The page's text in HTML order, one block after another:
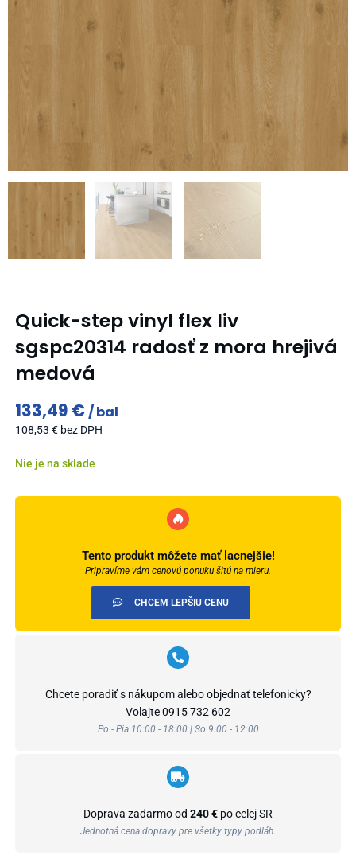
Quick-step vinyl flex liv
sgspc20314 radosť z mora hrejivá
medová
133,49 € bal
108,53 € bez DPH
Nie je na sklade
Tento produkt môžete mať lacnejšie!
Pripravíme vám cenovú ponuku šitú na mieru.
CHCEM LEPŠIU CENU
Chcete poradiť s nákupom alebo objednať telefonicky?
Volajte0915 732 602
Po - Pia 10:00 - 18:00 | So 9:00 - 12:00
Doprava zadarmo od 240 € po celej SR
Jednotná cena dopravy pre všetky typy podláh.